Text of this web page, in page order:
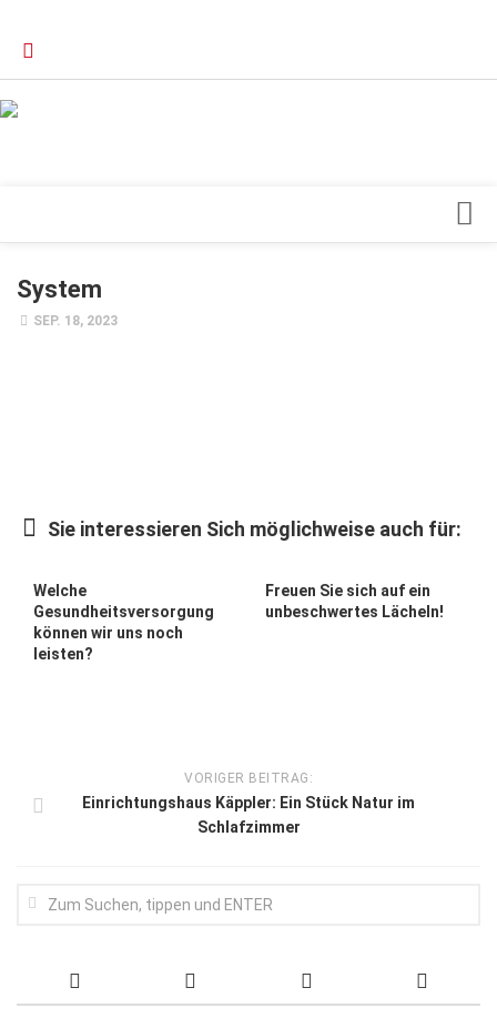
Forschung
Forum Gesundheit
Allgemein
Hören
System
SEP. 18, 2023
Sie interessieren Sich möglichweise auch für:
Welche
Gesundheitsversorgung
können wir uns noch
leisten?
Freuen Sie sich auf ein
unbeschwertes Lächeln!
VORIGER BEITRAG:
Einrichtungshaus Käppler: Ein Stück Natur im
Schlafzimmer